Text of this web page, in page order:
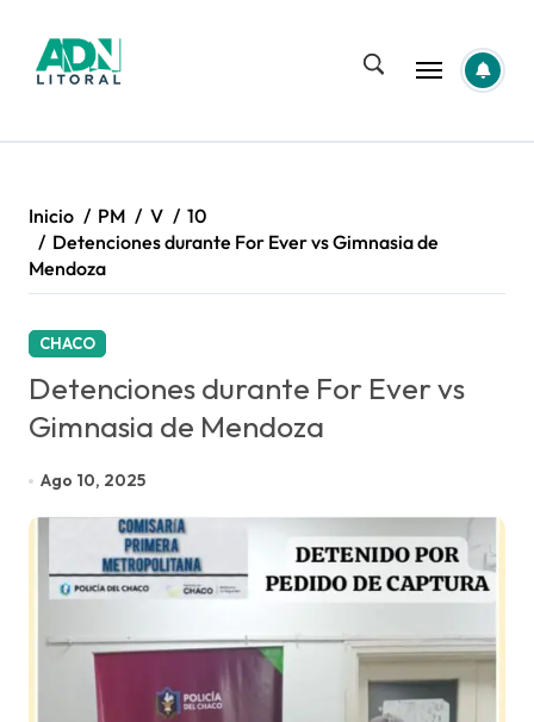
contenido
Inicio PM V
10
Detenciones durante For Ever vs Gimnasia de
Mendoza
CHACO
Detenciones durante For Ever vs
Gimnasia de Mendoza
Ago 10, 2025